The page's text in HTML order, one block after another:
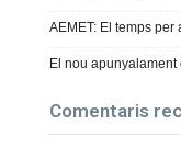
AEMET: El temps per
El nou
Comentaris